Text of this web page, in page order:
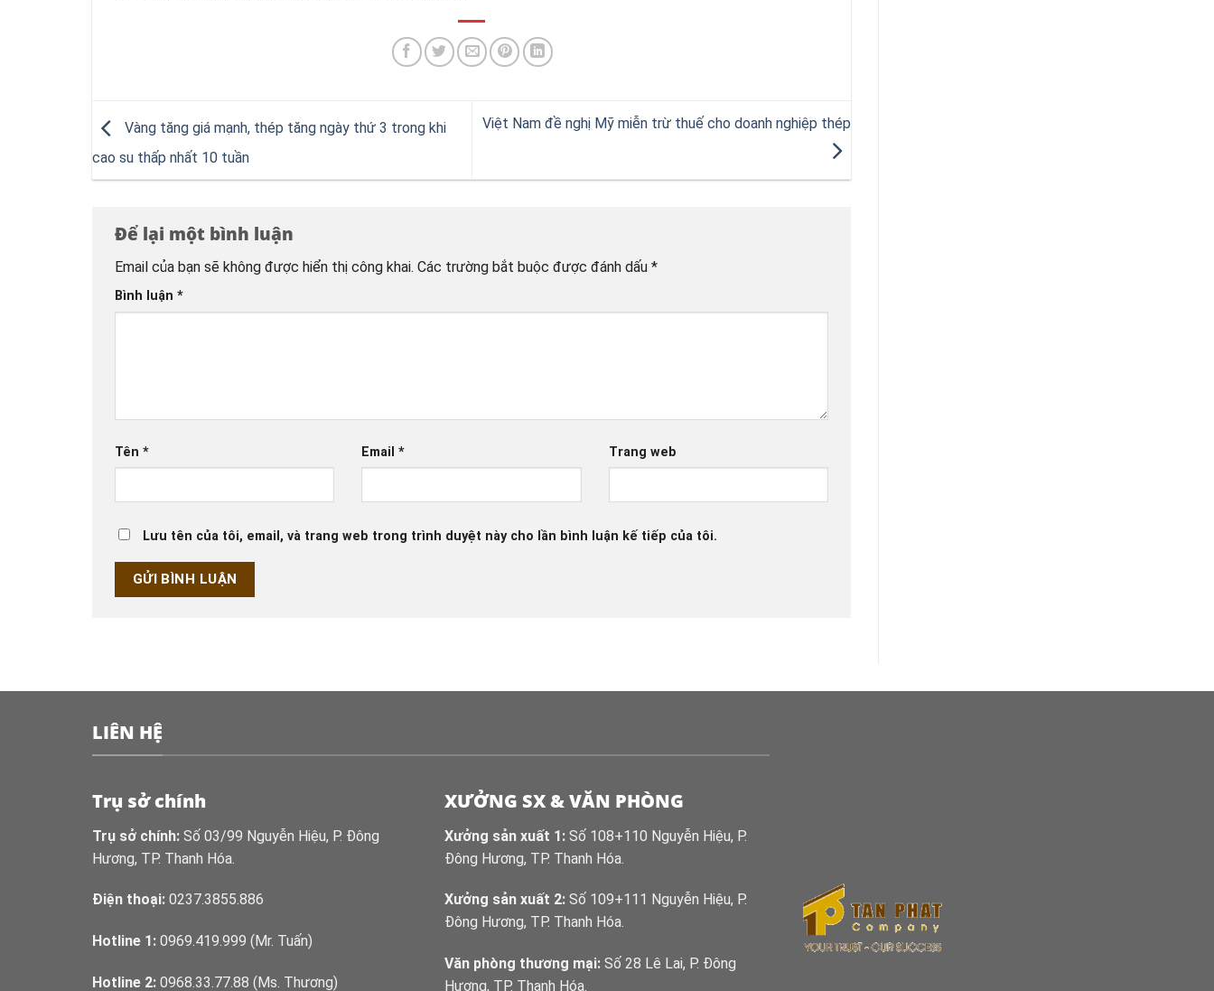
Vàng tăng giá mạnh, thép tăng ngày thứ 3 trong khi
cao su thấp nhất 10 tuần
Việt Nam đề nghị Mỹ miễn trừ thuế cho doanh nghiệp thép
Để lại một bình luận
Email của bạn sẽ không được hiển thị công khai. Các trường bắt buộc được đánh dấu *
Bình luận *
Tên * Email* Trang web
Lưu tên của tôi, email, và trang web trong trình duyệt này cho lần bình luận kế tiếp của tôi.
LIÊN HỆ
Trụ sở chính
Trụ sở chính: Số 03/99 Nguyễn Hiệu, P. Đông
Hương, TP. Thanh Hóa.
Điện thoại: 0237.3855.886
Hotline 1: 0969.419.999 (Mr. Tuấn)
Hotline 2: 0968.33.77.88 (Ms. Thương)
XƯỞNG SX & VĂN PHÒNG
Xưởng sản xuất 1: Số 108+110 Nguyễn Hiệu, P.
Đông Hương, TP. Thanh Hóa.
Xưởng sản xuất 2: Số 109+111 Nguyễn Hiệu, P.
Đông Hương, TP. Thanh Hóa.
Văn phòng thương mại: Số 28 Lê Lai, P. Đông
Hương, TP. Thanh Hóa.